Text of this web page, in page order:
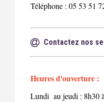
Téléphone : 05 53 51
Contactez nos
Heures d'ouverture :
Lundi au jeudi : 8h30